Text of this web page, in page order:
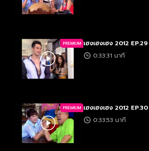
PREMIUM เฮงเฮงเฮง 2012 EP.29
0:33:31 นาที
PREMIUM เฮงเฮงเฮง 2012 EP.30
0:33:53 นาที